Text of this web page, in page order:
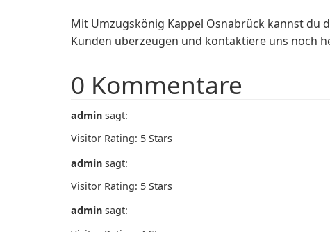
Mit Umzugskönig Kappel Osnabrück kannst du
Kunden überzeugen und kontaktiere uns noch
0 Kommentare
admin sagt:
Visitor Rating: 5 Stars
admin sagt:
Visitor Rating: 5 Stars
admin sagt: